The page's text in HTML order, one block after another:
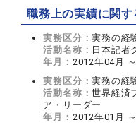
職務上の実績に関す
実務区分：実務の経
活動名称： 日本記者
年月： 2012年04月
実務区分：実務の経
活動名称：世界経済
ア・リーダー
年月： 2012年01月